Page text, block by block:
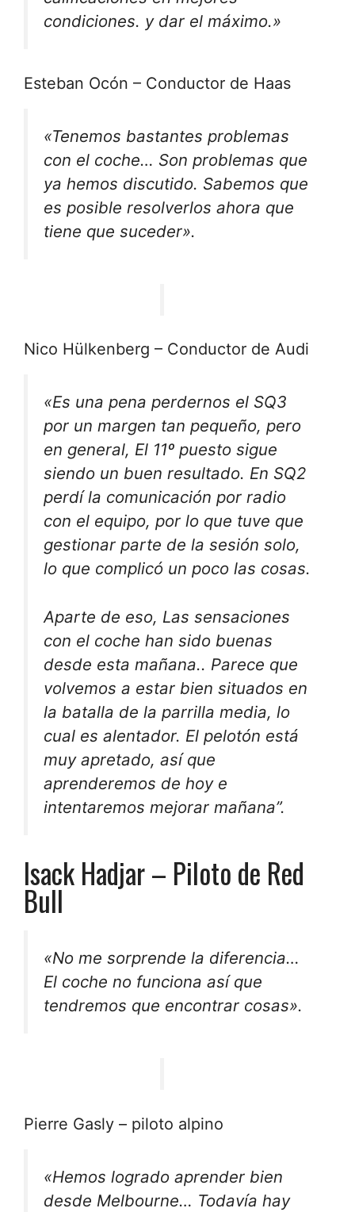
condiciones. y dar el máximo.»
Esteban Ocón – Conductor de Haas
«Tenemos bastantes problemas
con el coche… Son problemas que
ya hemos discutido. Sabemos que
es posible resolverlos ahora que
tiene que suceder».
Nico Hülkenberg – Conductor de Audi
«Es una pena perdernos el SQ3
por un margen tan pequeño, pero
en general, El 11º puesto sigue
siendo un buen resultado. En SQ2
perdí la comunicación por radio
con el equipo, por lo que tuve que
gestionar parte de la sesión solo,
lo que complicó un poco las cosas.
Aparte de eso, Las sensaciones
con el coche han sido buenas
desde esta mañana.. Parece que
volvemos a estar bien situados en
la batalla de la parrilla media, lo
cual es alentador. El pelotón está
muy apretado, así que
aprenderemos de hoy e
intentaremos mejorar mañana”.
Isack Hadjar – Piloto de Red
Bull
«No me sorprende la diferencia…
El coche no funciona así que
tendremos que encontrar cosas».
Pierre Gasly – piloto alpino
«Hemos logrado aprender bien
desde Melbourne… Todavía hay